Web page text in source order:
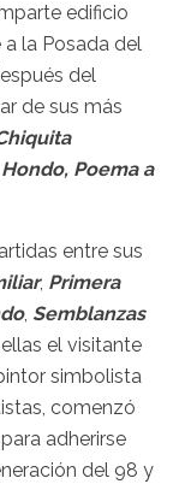
edificio
a la Posada del
del
de sus más
Poema a
entre sus
, Primera
, Semblanzas
el visitante
simbolista
comenzó
adherirse
del 98 y